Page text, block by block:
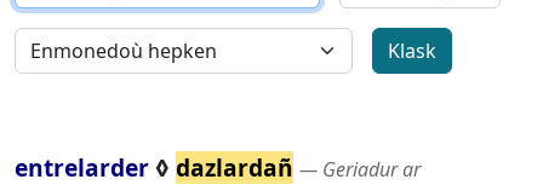
entrelarder ◊ dazlardañ ― Geriadur ar